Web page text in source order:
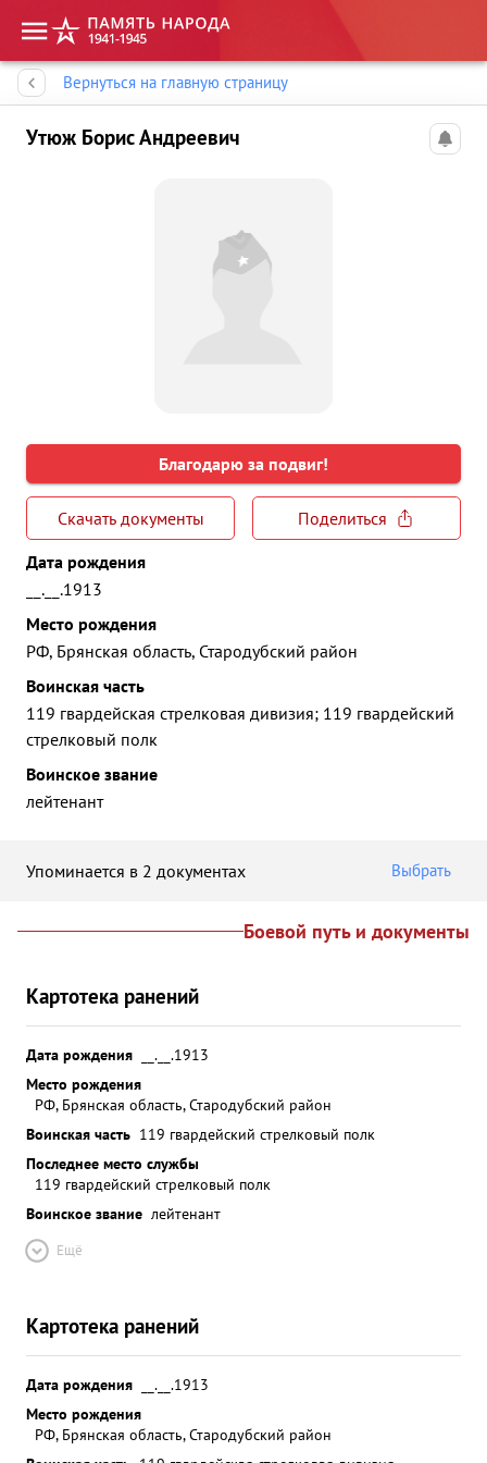
Вернуться на главную страницу
Утюж Борис Андреевич
Благодарю за подвиг!
Скачать документы
Поделиться
Дата рождения
__.__.1913
Место рождения
РФ, Брянская область, Стародубский район
Воинская часть
119 гвардейская стрелковая дивизия; 119 гвардейский
стрелковый полк
Воинское звание
лейтенант
Упоминается в 2 документах Выбрать
Боевой путь и документы
Картотека ранений
Дата рождения
__.__.1913
Место рождения
РФ, Брянская область, Стародубский район
Воинская часть 119 гвардейский стрелковый полк
Последнее место службы
119 гвардейский стрелковый полк
Воинское звание лейтенант
Ещё
Картотека ранений
Дата рождения
__.__.1913
Место рождения
РФ, Брянская область, Стародубский район
Память народа